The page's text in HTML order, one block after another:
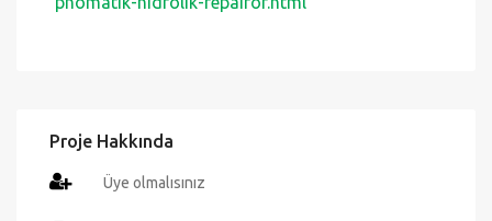
Proje Hakkında
Üye olmalısınız